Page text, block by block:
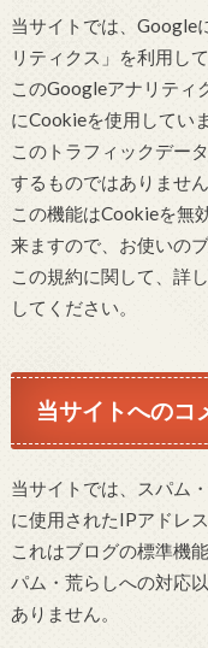
当サイトでは、Google
リティクス」を利用して
このGoogleアナリティ
にCookieを使用していま
このトラフィックデー
するものではありません
この機能はCookieを無
来ますので、お使いの
この規約に関して、詳
してください。
当サイトへのコ
当サイトでは、スパム
に使用されたIPアドレ
これはブログの標準機
パム・荒らしへの対応
ありません。